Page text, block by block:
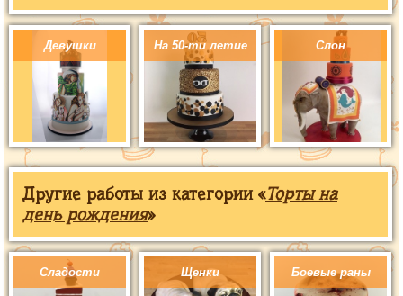
Девушки На 50-ти летие Слон
Другие работы из категории «Торты на
день рождения»
Сладости Щенки Боевые раны